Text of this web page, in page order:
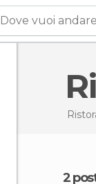
Dove vuoi
2